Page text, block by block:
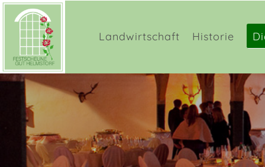
LoginLandwirtschaft Historie